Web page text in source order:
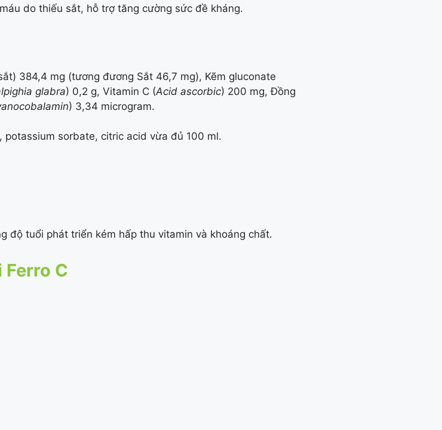
do thiếu sắt, hỗ trợ tăng cường sức đề kháng.
384,4 mg (tương đương Sắt 46,7 mg), Kẽm gluconate
glabra) 0,2 g, Vitamin C (Acid ascorbic) 200 mg, Đồng
) 3,34 microgram.
potassium sorbate, citric acid vừa đủ 100 ml.
độ tuổi phát triển kém hấp thu vitamin và khoáng chất.
C